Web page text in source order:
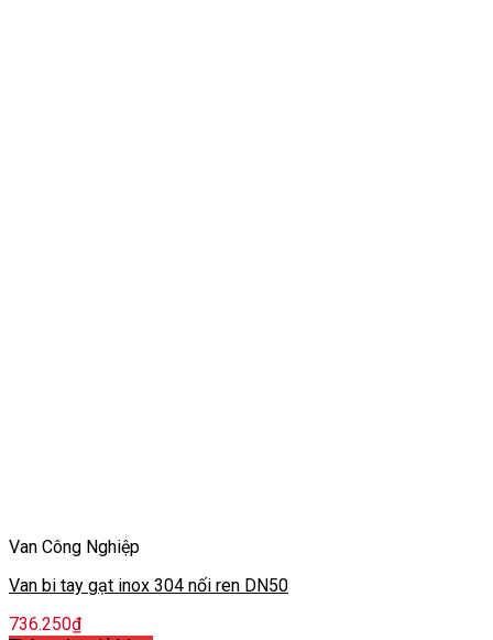
Van Công Nghiệp
Van bi tay gạt inox 304 nối ren DN50
736.250₫